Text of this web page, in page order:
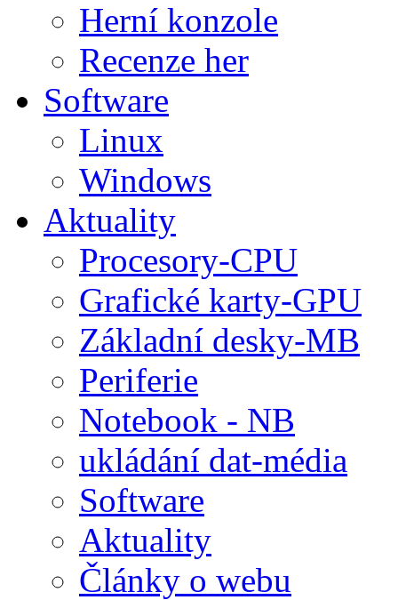
Herní konzole
Recenze her
Software
Linux
Windows
Aktuality
Procesory-CPU
Grafické karty-GPU
Základní desky-MB
Periferie
Notebook - NB
ukládání dat-média
Software
Aktuality
Články o webu